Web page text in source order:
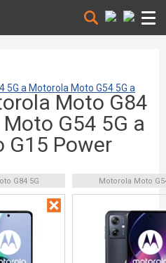
5G a Motorola Moto G54 5G a
Moto G84
G54 5G a
G15 Power
G84 5G Motorola Moto